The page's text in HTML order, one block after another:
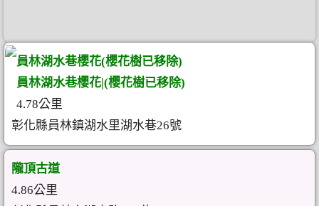
員林湖水巷櫻花(櫻花樹已移除)
員林湖水巷櫻花|(櫻花樹已移除)
4.78公里
彰化縣員林鎮湖水里湖水巷26號
隴頂古道
4.86公里